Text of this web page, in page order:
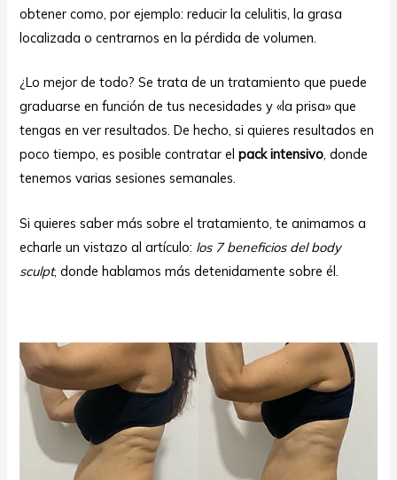
obtener como, por ejemplo: reducir la celulitis, la grasa
localizada o centrarnos en la pérdida de volumen.
¿Lo mejor de todo? Se trata de un tratamiento que puede
graduarse en función de tus necesidades y «la prisa» que
tengas en ver resultados. De hecho, si quieres resultados en
poco tiempo, es posible contratar el pack intensivo, donde
tenemos varias sesiones semanales.
Si quieres saber más sobre el tratamiento, te animamos a
echarle un vistazo al artículo: los 7 beneficios del body
sculpt, donde hablamos más detenidamente sobre él.